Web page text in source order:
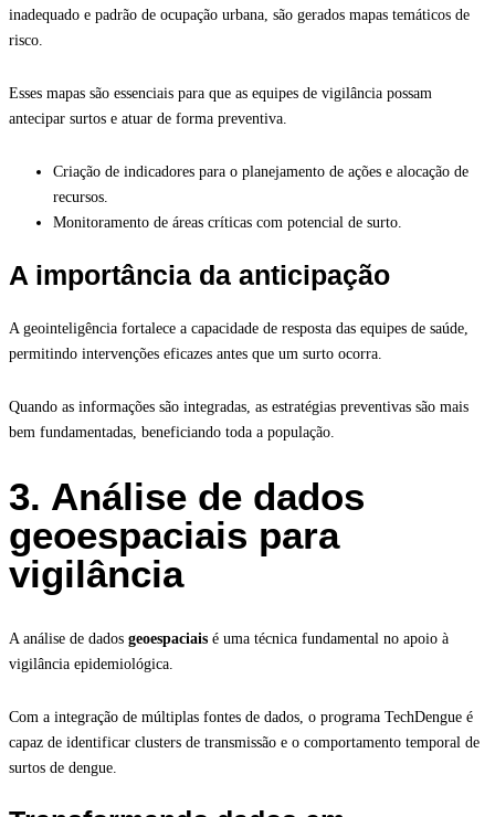
inadequado e padrão de ocupação urbana, são gerados mapas temáticos de
risco.
Esses mapas são essenciais para que as equipes de vigilância possam
antecipar surtos e atuar de forma preventiva.
Criação de indicadores para o planejamento de ações e alocação de
recursos.
Monitoramento de áreas críticas com potencial de surto.
A importância da anticipação
A geointeligência fortalece a capacidade de resposta das equipes de saúde,
permitindo intervenções eficazes antes que um surto ocorra.
Quando as informações são integradas, as estratégias preventivas são mais
bem fundamentadas, beneficiando toda a população.
3. Análise de dados
geoespaciais para
vigilância
A análise de dados geoespaciais é uma técnica fundamental no apoio à
vigilância epidemiológica.
Com a integração de múltiplas fontes de dados, o programa TechDengue é
capaz de identificar clusters de transmissão e o comportamento temporal de
surtos de dengue.